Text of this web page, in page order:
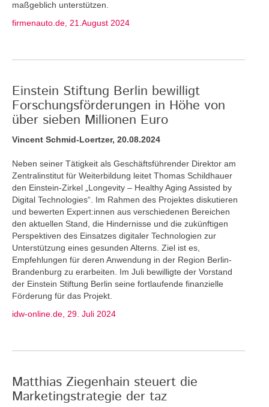
maßgeblich unterstützen.
firmenauto.de, 21.August 2024
Einstein Stiftung Berlin bewilligt
Forschungsförderungen in Höhe von
über sieben Millionen Euro
Vincent Schmid-Loertzer, 20.08.2024
Neben seiner Tätigkeit als Geschäftsführender Direktor am
Zentralinstitut für Weiterbildung leitet Thomas Schildhauer
den Einstein-Zirkel „Longevity – Healthy Aging Assisted by
Digital Technologies“. Im Rahmen des Projektes diskutieren
und bewerten Expert:innen aus verschiedenen Bereichen
den aktuellen Stand, die Hindernisse und die zukünftigen
Perspektiven des Einsatzes digitaler Technologien zur
Unterstützung eines gesunden Alterns. Ziel ist es,
Empfehlungen für deren Anwendung in der Region Berlin-
Brandenburg zu erarbeiten. Im Juli bewilligte der Vorstand
der Einstein Stiftung Berlin seine fortlaufende finanzielle
Förderung für das Projekt.
idw-online.de, 29. Juli 2024
Matthias Ziegenhain steuert die
Marketingstrategie der taz